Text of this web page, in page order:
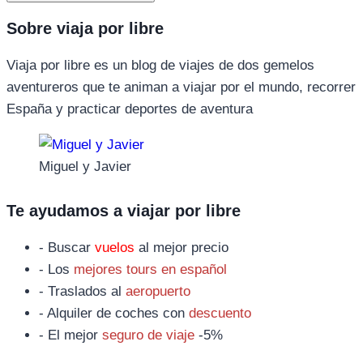
Sobre viaja por libre
Viaja por libre es un blog de viajes de dos gemelos
aventureros que te animan a viajar por el mundo, recorrer
España y practicar deportes de aventura
Miguel y Javier
Te ayudamos a viajar por libre
- Buscar vuelos al mejor precio
- Los mejores tours en español
- Traslados al aeropuerto
- Alquiler de coches con descuento
- El mejor seguro de viaje -5%